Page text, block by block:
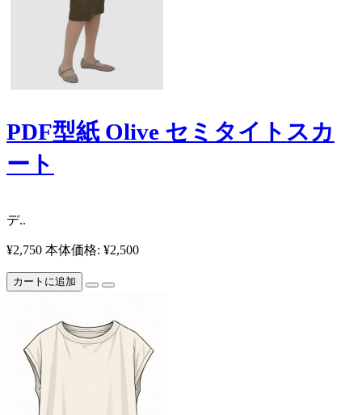
PDF型紙 Olive セミタイトスカ
ート
​ デ..
¥2,750 本体価格: ¥2,500
カートに追加